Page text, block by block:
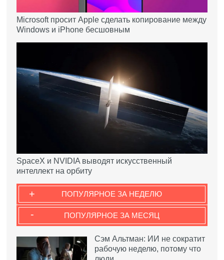
Microsoft просит Apple сделать копирование между
Windows и iPhone бесшовным
SpaceX и NVIDIA выводят искусственный
интеллект на орбиту
ПОПУЛЯРНОЕ ЗА НЕДЕЛЮ
+
ПОПУЛЯРНОЕ ЗА МЕСЯЦ
-
Сэм Альтман: ИИ не сократит
рабочую неделю, потому что